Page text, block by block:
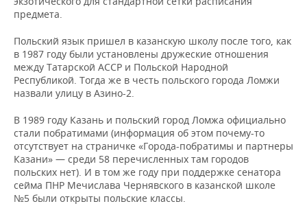
предмета.
Польский язык пришел в казанскую школу после того, как
в 1987 году были установлены дружеские отношения
между Татарской АССР и Польской Народной
Республикой. Тогда же в честь польского города Ломжи
назвали улицу в Азино-2.
В 1989 году Казань и польский город Ломжа официально
стали побратимами (информация об этом почему-то
отсутствует на страничке «Города-побратимы и партнеры
Казани» — среди 58 перечисленных там городов
польских нет). И в том же году при поддержке сенатора
сейма ПНР Мечислава Чернявского в казанской школе
№5 были открыты польские классы.